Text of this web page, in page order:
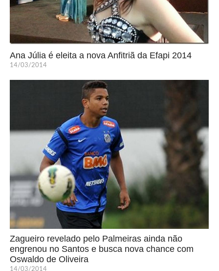
Ana Júlia é eleita a nova Anfitriã da Efapi 2014
14/03/2014
Zagueiro revelado pelo Palmeiras ainda não
engrenou no Santos e busca nova chance com
Oswaldo de Oliveira
14/03/2014